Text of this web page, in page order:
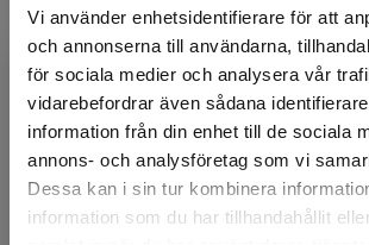
Vi använder enhetsidentifierare för att
och annonserna till användarna,
för sociala medier och analysera vår
vidarebefordrar även sådana
information från din enhet till de sociala
annons- och analysföretag som vi
Dessa kan i sin tur kombinera
information som du har tillhandahållit
Begränsad
Det verkar som att du besöker
Författare
Torsten